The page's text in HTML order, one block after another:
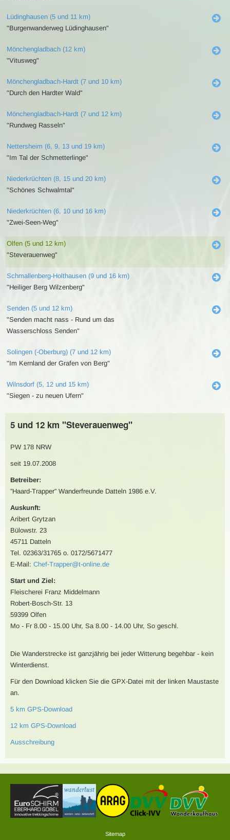
Lüdinghausen (5 und 11 km)
"Burgenwanderweg Lüdinghausen"
Mönchengladbach (12 km)
"Vitusweg"
Mönchengladbach-Hardt (7 und 10 km)
"Durch den Hardter Wald"
Mönchengladbach-Hardt (7 und 12 km)
"Rundweg Rasseln"
Nettersheim (6, 9, 13 und 19 km)
"Im Tal der Schmetterlinge"
Niederkrüchten (8, 15 und 20 km)
"Schönes Schwalmtal"
Niederkrüchten (6, 10 und 16 km)
"Zwei-Seen-Weg"
Olfen (5 und 12 km)
"Steverauenweg"
Schmallenberg-Holthausen (9 und 16 km)
"Heiliger Berg Wilzenberg"
Senden (5 und 12 km)
"Senden macht nass - Rund um das
Wasserschloss Senden"
Solingen (-Oberburg) (7 und 12 km)
"Im Kernland der Grafen von Berg"
Wilnsdorf (5, 12 und 15 km)
"Siegen - zu neuen Ufern"
5 und 12 km "Steverauenweg"
PW 178 NRW
seit 19.07.2008
Betreiber:
”Haard-Trapper” Wanderfreunde Datteln 1986 e.V.
Auskunft:
Aribert Grytzan
Bülowstr. 23
45711 Datteln
Tel. 02363/31765 o. 0172/5671477
E-Mail: Chef-Trapper@t-online.de
Start und Ziel:
Fleischerei Franz Middelmann
Robert-Bosch-Str. 13
59399 Olfen
Mo - Fr 8.00 - 15.00 Uhr, Sa 8.00 - 14.00 Uhr, So geschl.
Die Wanderstrecke ist ganzjährig bei jeder Witterung begehbar - kein
Winterdienst.
Für den Download klicken Sie die GPX-Datei mit der linken Maustaste
an.
5 km GPS-Download
12 km GPS-Download
Ausschreibung
Sitemap